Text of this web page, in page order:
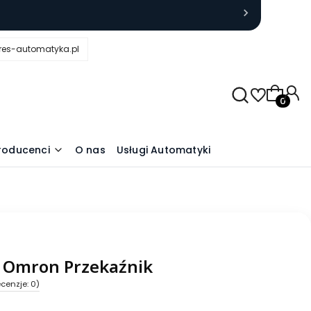
automatyka.pl
O nas Usługi Automatyki
Omron Przekaźnik
0)